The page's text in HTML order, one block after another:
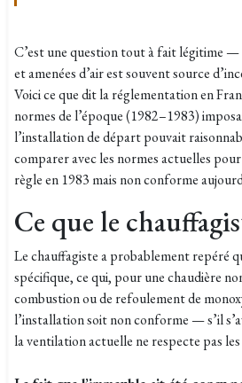
C’est une question tout à fait légitime
et amenées d’air est souvent source
Voici ce que dit la réglementation en
normes de l’époque (1982–1983)
l’installation de départ pouvait
comparer avec les normes actuelles
règle en 1983 mais non conforme
Ce que le
Le chauffagiste a probablement repéré
spécifique, ce qui, pour une chaudière
combustion ou de refoulement de
l’installation soit non conforme — s’il
la ventilation actuelle ne respecte pas